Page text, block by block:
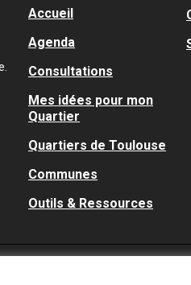
Accueil
Agenda
Consultations
Mes idées pour mon
Quartier
Quartiers de Toulouse
Communes
Outils & Ressources